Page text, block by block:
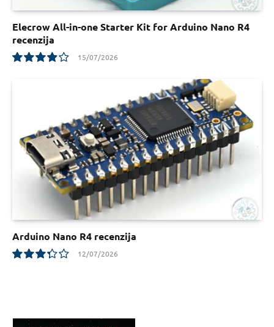
Elecrow All-in-one Starter Kit for Arduino Nano R4
recenzija
15/07/2026
Arduino Nano R4 recenzija
12/07/2026